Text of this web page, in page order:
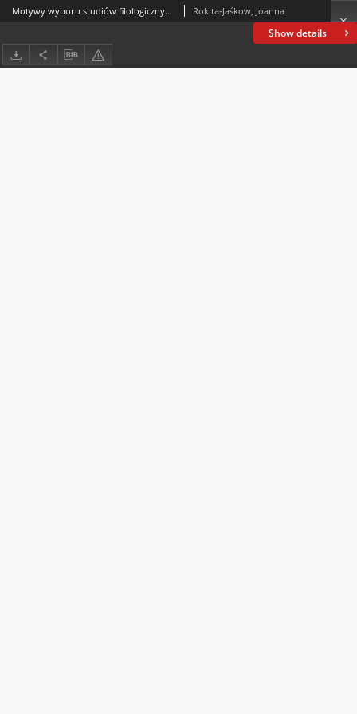
Show details
Motywy wyboru studiów filologicznych a afiliacja do zawodu nauczyciela Rokita-Jaśkow, Joanna